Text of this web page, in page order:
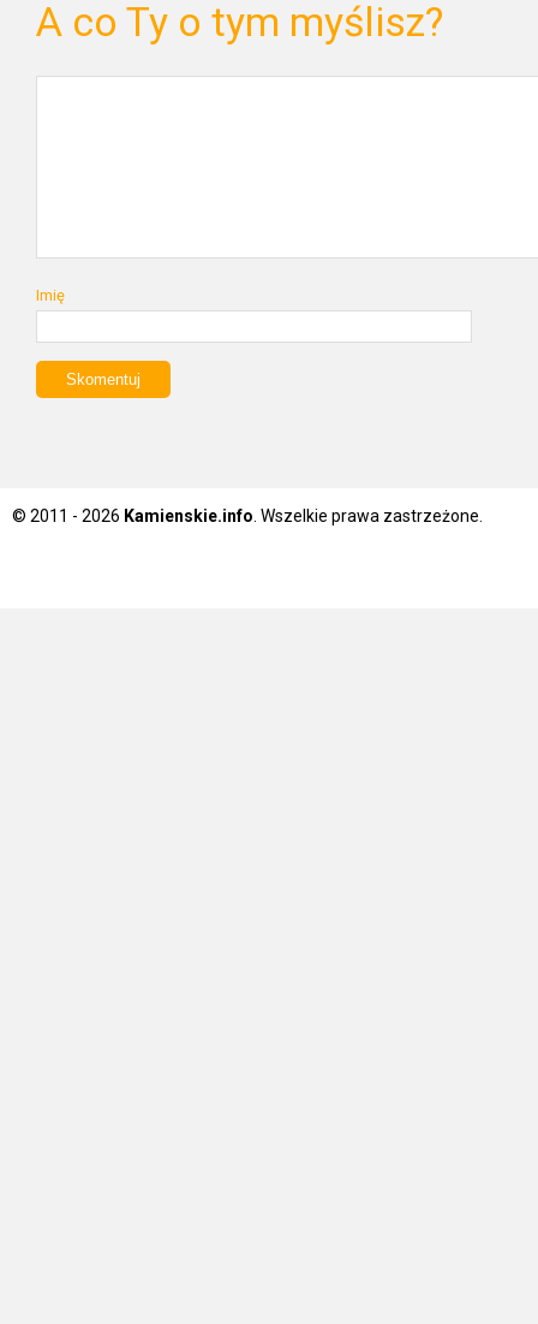
A co Ty o tym myślisz?
Imię
© 2011 - 2026 Kamienskie.info . Wszelkie prawa zastrzeżone.